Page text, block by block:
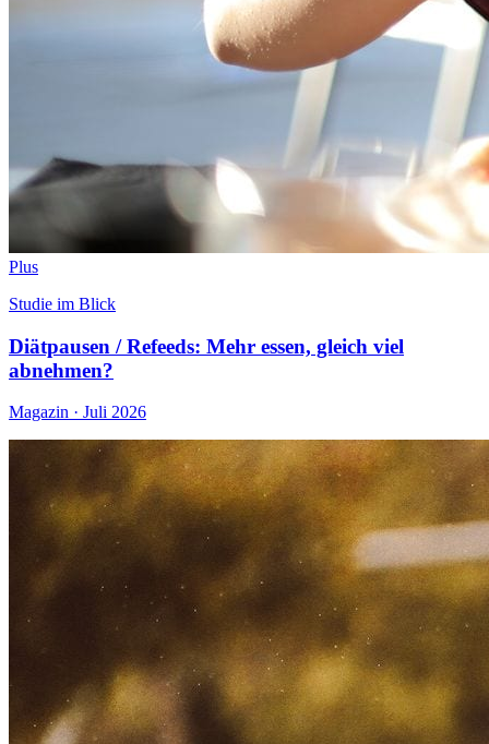
Plus
Studie im Blick
Diätpausen / Refeeds: Mehr essen, gleich viel
abnehmen?
Magazin · Juli 2026